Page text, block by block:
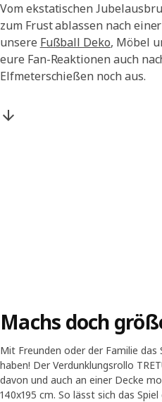
Vom ekstatischen
zum Frust ablassen nach
unsere Fußball Deko, Möbel
eure Fan-Reaktionen auch
Elfmeterschießen noch aus.
Machs doch
Mit Freunden oder der Familie
haben! Der Verdunklungsrollo
davon und auch an einer Decke
140x195 cm. So lässt sich das Spiel